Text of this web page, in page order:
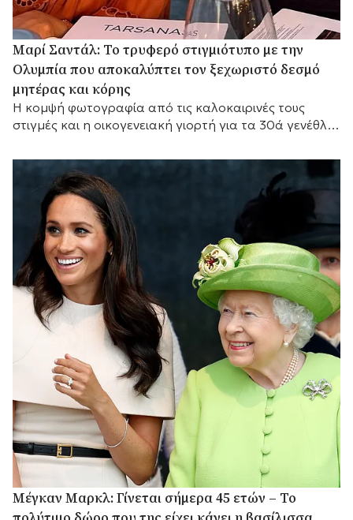
Μαρί Σαντάλ: Το τρυφερό στιγμιότυπο με την
Ολυμπία που αποκαλύπτει τον ξεχωριστό δεσμό
μητέρας και κόρης
Η κομψή φωτογραφία από τις καλοκαιρινές τους
στιγμές και η οικογενειακή γιορτή για τα 30ά γενέθλια
Μέγκαν Μαρκλ: Γίνεται σήμερα 45 ετών – Το